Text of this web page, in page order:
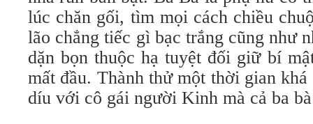
lúc chăn gối, tìm mọi cách chiều
lão chẳng tiếc gì bạc trắng cũng như
dặn bọn thuộc hạ tuyệt đối giữ bí
mất đầu. Thành thử một thời gian
díu với cô gái người Kinh mà cả ba